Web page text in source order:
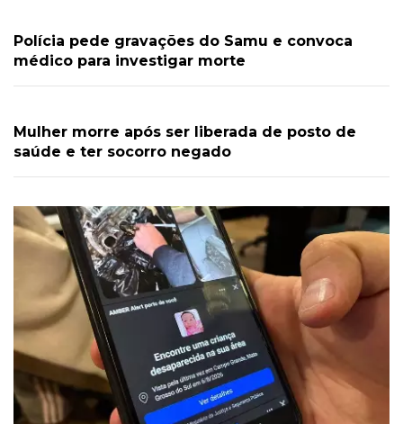
Polícia pede gravações do Samu e convoca
médico para investigar morte
Mulher morre após ser liberada de posto de
saúde e ter socorro negado